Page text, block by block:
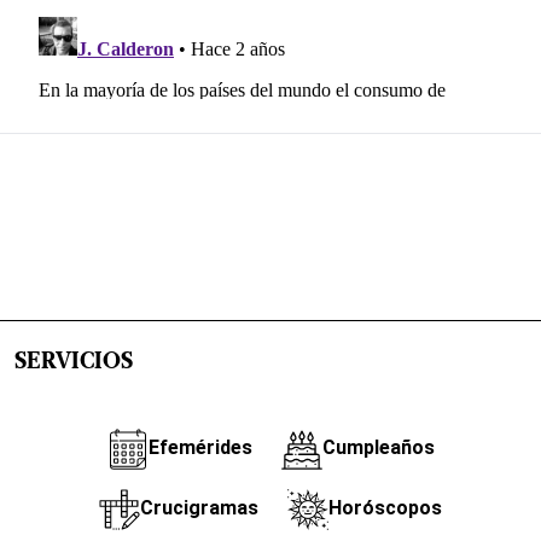
SERVICIOS
Efemérides Cumpleaños
Crucigramas Horóscopos